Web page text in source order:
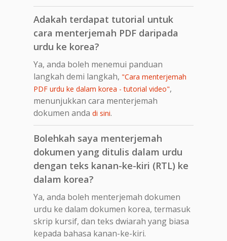
Adakah terdapat tutorial untuk
cara menterjemah PDF daripada
urdu ke korea?
Ya, anda boleh menemui panduan
langkah demi langkah, "Cara menterjemah
PDF urdu ke dalam korea - tutorial video",
menunjukkan cara menterjemah
dokumen anda di sini.
Bolehkah saya menterjemah
dokumen yang ditulis dalam urdu
dengan teks kanan-ke-kiri (RTL) ke
dalam korea?
Ya, anda boleh menterjemah dokumen
urdu ke dalam dokumen korea, termasuk
skrip kursif, dan teks dwiarah yang biasa
kepada bahasa kanan-ke-kiri.